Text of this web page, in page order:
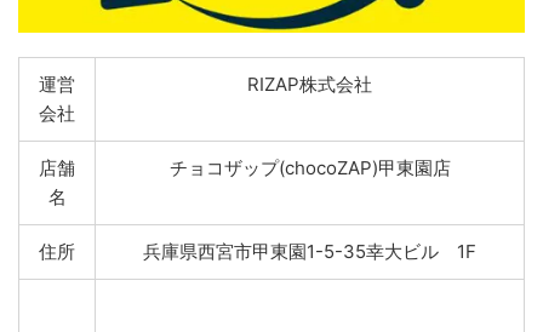
運営
会社
RIZAP株式会社
店舗
名
チョコザップ(chocoZAP)甲東園店
住所 兵庫県西宮市甲東園1-5-35幸大ビル 1F